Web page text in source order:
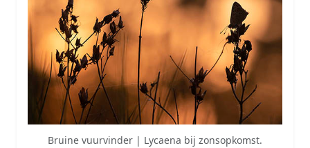
Bruine vuurvinder | Lycaena bij zonsopkomst.